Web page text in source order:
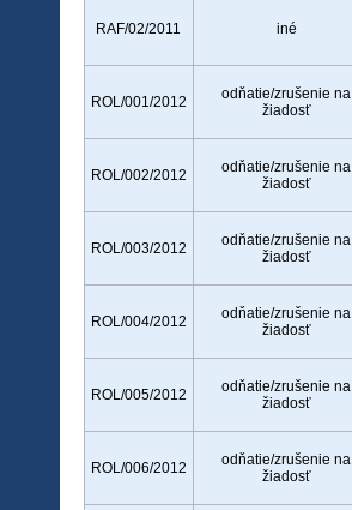
RAF/02/2011 iné
ROL/001/2012
odňatie/zrušenie na
žiadosť
ROL/002/2012
odňatie/zrušenie na
žiadosť
ROL/003/2012
odňatie/zrušenie na
žiadosť
ROL/004/2012
odňatie/zrušenie na
žiadosť
ROL/005/2012
odňatie/zrušenie na
žiadosť
ROL/006/2012
odňatie/zrušenie na
žiadosť